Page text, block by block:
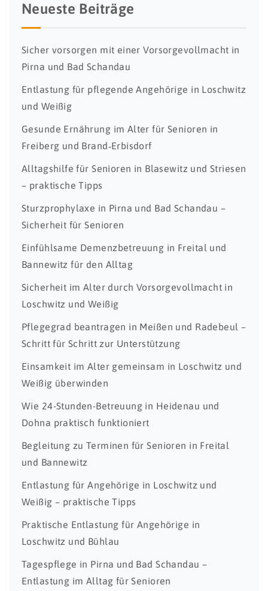
Neueste Beiträge
Sicher vorsorgen mit einer Vorsorgevollmacht in
Pirna und Bad Schandau
Entlastung für pflegende Angehörige in Loschwitz
und Weißig
Gesunde Ernährung im Alter für Senioren in
Freiberg und Brand‑Erbisdorf
Alltagshilfe für Senioren in Blasewitz und Striesen
– praktische Tipps
Sturzprophylaxe in Pirna und Bad Schandau –
Sicherheit für Senioren
Einfühlsame Demenzbetreuung in Freital und
Bannewitz für den Alltag
Sicherheit im Alter durch Vorsorgevollmacht in
Loschwitz und Weißig
Pflegegrad beantragen in Meißen und Radebeul –
Schritt für Schritt zur Unterstützung
Einsamkeit im Alter gemeinsam in Loschwitz und
Weißig überwinden
Wie 24-Stunden-Betreuung in Heidenau und
Dohna praktisch funktioniert
Begleitung zu Terminen für Senioren in Freital
und Bannewitz
Entlastung für Angehörige in Loschwitz und
Weißig – praktische Tipps
Praktische Entlastung für Angehörige in
Loschwitz und Bühlau
Tagespflege in Pirna und Bad Schandau –
Entlastung im Alltag für Senioren